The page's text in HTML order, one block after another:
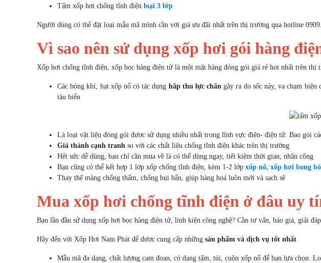
Tấm xốp hơi chống tĩnh điện loại 3 lớp
Người dùng có thể đặt loại mẫu mã mình cần với giá ưu đãi nhất trên thị trường qua hotline
Vì sao nên sử dụng xốp hơi gói hàng
Xốp hơi chống tĩnh điện, xốp bọc hàng điện tử là một mặt hàng đóng gói giá rẻ hot nhất trên
Các bóng khí, hạt xốp nổ có tác dụng hấp thu lực chấn gây ra do sốc nảy, va chạm
tàu biển
Là loại vật liệu đóng gói được sử dụng nhiều nhất trong lĩnh vực điện- điện tử. Bao gói
Giá thành cạnh tranh so với các chất liệu chống tĩnh điện khác trên thị trường
Hết sức dễ dùng, bạn chỉ cần mua về là có thể dùng ngay, tiết kiệm thời gian, nhân công
Bạn cũng có thể kết hợp 1 lớp xốp chống tĩnh điện, kèm 1-2 lớp xốp nổ, xốp hơi bong
Thay thế màng chống thấm, chống bụi bẩn, giúp hàng hoá luôn mới và sạch sẽ
Mua xốp hơi chống tĩnh điện ở đâu uy
Bạn lần đầu sử dụng xốp hơi bọc hàng điện tử, linh kiện công nghệ? Cần tư vấn, báo giá, giải
Hãy đến với Xốp Hơi Nam Phát để được cung cấp những sản phẩm và dịch vụ tốt nhất
Mẫu mã đa dạng, chất lượng cam đoan, có dạng tấm, túi, cuộn xốp nổ để bạn lựa